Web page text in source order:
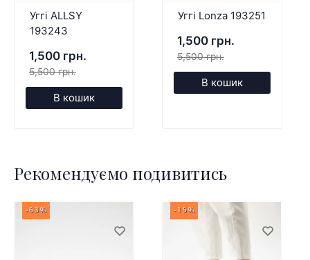
Уггі ALLSY
193243
1,500 грн.
5,500 грн.
В кошик
Уггі Lonza 193251
1,500 грн.
5,500 грн.
В кошик
Рекомендуємо подивитись
-63% -15%